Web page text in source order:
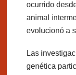
ocurrido
animal
evolucionó a
Las
genética